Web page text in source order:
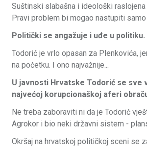
Suštinski slabašna i ideološki
Pravi problem bi mogao nastupiti
Politički se angažuje i uđe u
Todorić je vrlo opasan za Plenkovića,
na početku. I ono najvažnije...
U javnosti Hrvatske Todorić se sve
najvećoj korupcionaškoj aferi
Ne treba zaboraviti ni da je Todorić
Agrokor i bio neki državni sistem -
Okršaj na hrvatskoj političkoj sceni se